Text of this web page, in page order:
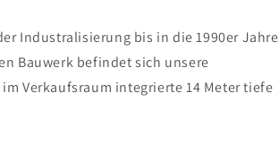
Industralisierung bis in die 1990er Jahre
Bauwerk befindet sich unsere
Verkaufsraum integrierte 14 Meter tiefe